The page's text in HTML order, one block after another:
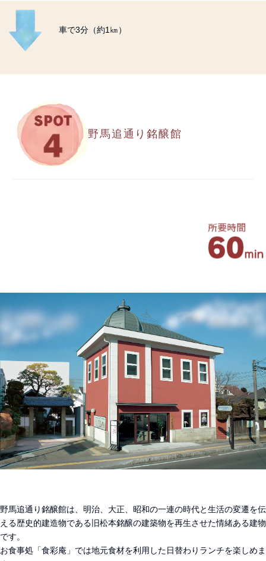
車で3分（約1㎞）
野馬追通り銘醸館
野馬追通り銘醸館は、明治、大正、昭和の一連の時代と生活の変遷を伝
える歴史的建造物である旧松本銘醸の建築物を再生させた情緒ある建物
です。
お食事処「食彩庵」では地元食材を利用した日替わりランチを楽しめま